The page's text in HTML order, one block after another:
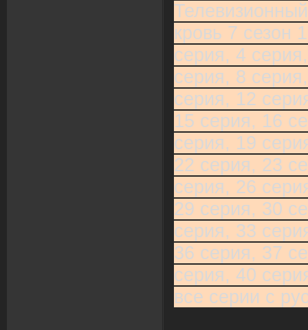
кровь 7 сезон
серия, 4
серия, 8
серия, 12
15 серия, 16
серия, 19
22 серия, 23
серия, 26
29 серия, 30
серия, 33
36 серия, 37
серия, 40
все серии с